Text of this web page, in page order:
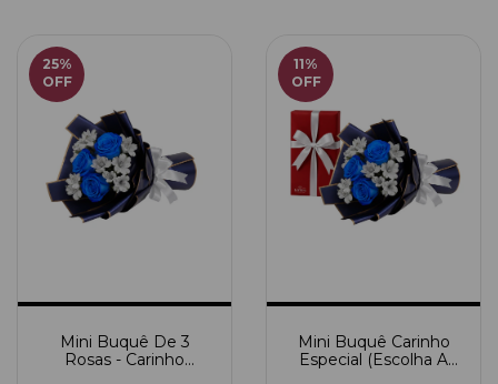
25%
OFF
Mini Buquê De 3
Rosas - Carinho
11%
OFF
Mini Buquê Carinho
Especial (Escolha A